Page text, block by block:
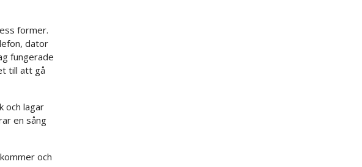
former.
dator
fungerade
till att gå
och lagar
en sång
och